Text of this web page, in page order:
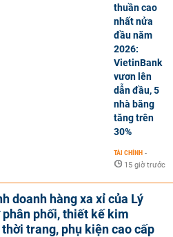
thuần cao
nhất nửa
đầu năm
2026:
VietinBank
vươn lên
dẫn đầu, 5
nhà băng
tăng trên
30%
TÀI CHÍNH -
15 giờ trước
doanh hàng xa xỉ của Lý
phân phối, thiết kế kim
trang, phụ kiện cao cấp